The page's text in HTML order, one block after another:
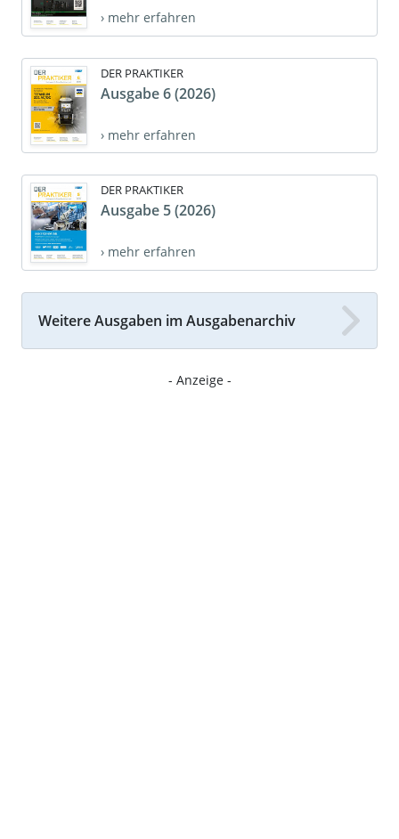
› mehr erfahren
DER PRAKTIKER
Ausgabe 6 (2026)
› mehr erfahren
DER PRAKTIKER
Ausgabe 5 (2026)
› mehr erfahren
Weitere Ausgaben im Ausgabenarchiv
- Anzeige -